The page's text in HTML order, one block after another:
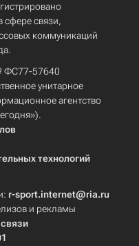
сфере связи,
коммуникаций
ФС77-57640
унитарное
агентство
технологий
r-sport.internet@ria.ru
и рекламы